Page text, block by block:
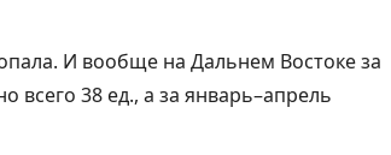
И вообще на Дальнем Востоке за
всего 38 ед., а за январь–апрель